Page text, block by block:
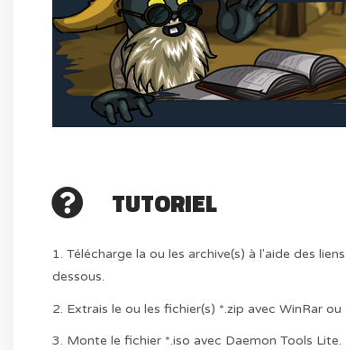
TUTORIEL
1. Télécharge la ou les archive(s) à l'aide des
dessous.
2. Extrais le ou les fichier(s) *.zip avec WinRar ou
3. Monte le fichier *.iso avec Daemon Tools Lite.